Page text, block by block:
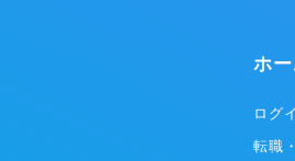
ワーカーと企業とを結びつけるサ
事業者向けの人材採用システム『
に特化したエージェントの『ドラ
ホ
ログ
転職